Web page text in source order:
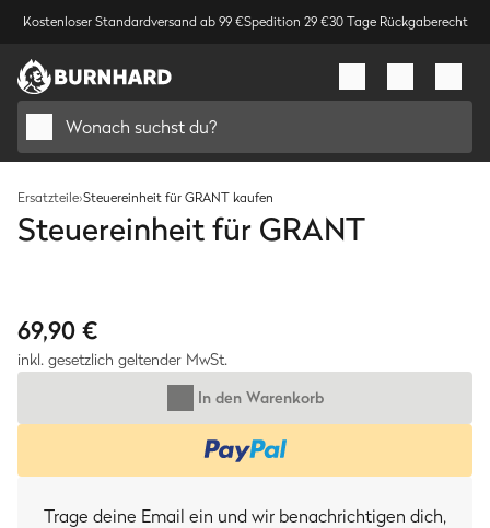
Kostenloser Standardversand ab 99 €Spedition 29 €30 Tage Rückgaberecht
Wonach suchst du?
Ersatzteile›Steuereinheit für GRANT kaufen
Steuereinheit für GRANT
69,90 €
inkl. gesetzlich geltender MwSt.
In den Warenkorb
Trage deine Email ein und wir benachrichtigen dich,
Email